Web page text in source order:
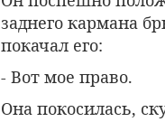
заднего кармана
покачал его:
- Вот мое право.
Она покосилась,